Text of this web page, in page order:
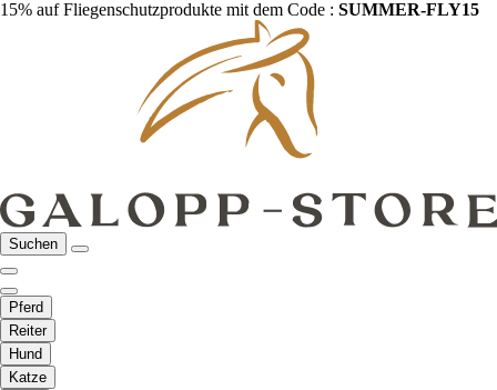
15% auf Fliegenschutzprodukte mit dem Code : SUMMER-FLY15
Suchen
Pferd
Reiter
Hund
Katze